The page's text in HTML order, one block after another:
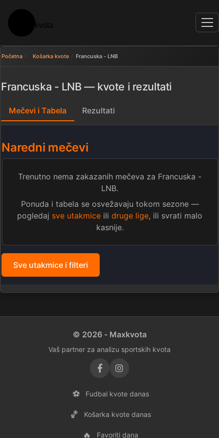
Početna Košarka kvote Francuska - LNB
Francuska - LNB — kvote i rezultati
Mečevi i Tabela Rezultati
Naredni mečevi
Trenutno nema zakazanih mečeva za Francuska -
LNB.
Ponuda i tabela se osvežavaju tokom sezone —
pogledaj sve utakmice ili druge lige, ili svrati malo
kasnije.
Sve utakmice i filteri
© 2026 - Maxkvota
Vaš partner za analizu sportskih kvota
⚽ Fudbal kvote danas
🏀 Košarka kvote danas
🔥 Favoriti dana